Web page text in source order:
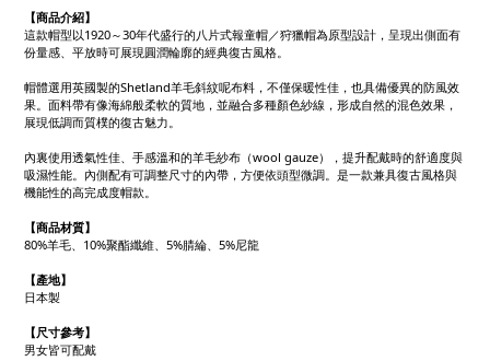
【商品介紹】
這款帽型以1920～30年代盛行的八片式報童帽／狩獵帽為原型設計，呈現出側面有
份量感、平放時可展現圓潤輪廓的經典復古風格。
帽體選用英國製的Shetland羊毛斜紋呢布料，不僅保暖性佳，也具備優異的防風效
果。面料帶有像海綿般柔軟的質地，並融合多種顏色紗線，形成自然的混色效果，
展現低調而質樸的復古魅力。
內裏使用透氣性佳、手感溫和的羊毛紗布（wool gauze），提升配戴時的舒適度與
吸濕性能。內側配有可調整尺寸的內帶，方便依頭型微調。是一款兼具復古風格與
機能性的高完成度帽款。
【商品材質】
80%羊毛、10%聚酯纖維、5%腈綸、5%尼龍
【產地】
日本製
【尺寸參考】
男女皆可配戴